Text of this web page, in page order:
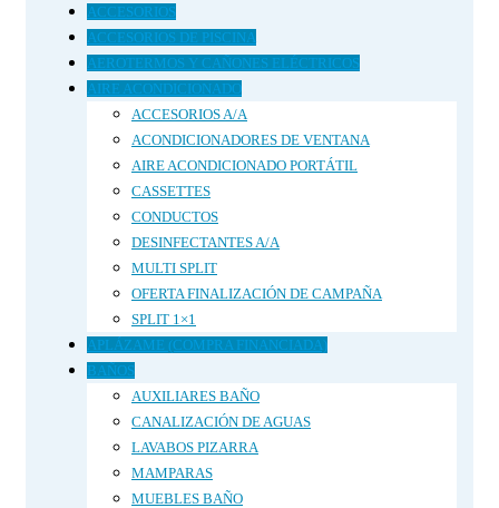
ACCESORIOS
ACCESORIOS DE PISCINA
AEROTERMOS Y CAÑONES ELÉCTRICOS
AIRE ACONDICIONADO
ACCESORIOS A/A
ACONDICIONADORES DE VENTANA
AIRE ACONDICIONADO PORTÁTIL
CASSETTES
CONDUCTOS
DESINFECTANTES A/A
MULTI SPLIT
OFERTA FINALIZACIÓN DE CAMPAÑA
SPLIT 1×1
APLÁZAME (COMPRA FINANCIADA)
BAÑOS
AUXILIARES BAÑO
CANALIZACIÓN DE AGUAS
LAVABOS PIZARRA
MAMPARAS
MUEBLES BAÑO